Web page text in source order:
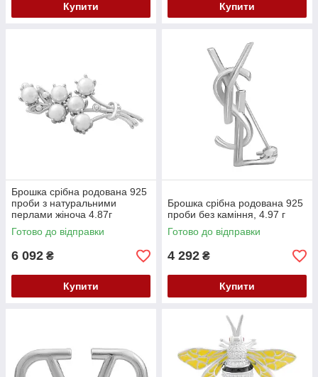
Купити Купити
Брошка срібна родована 925
проби з натуральними
перлами жіноча 4.87г
(2168157)
Готово до відправки
6 092 ₴
Купити
Брошка срібна родована 925
проби без каміння, 4.97 г
Готово до відправки
4 292 ₴
Купити